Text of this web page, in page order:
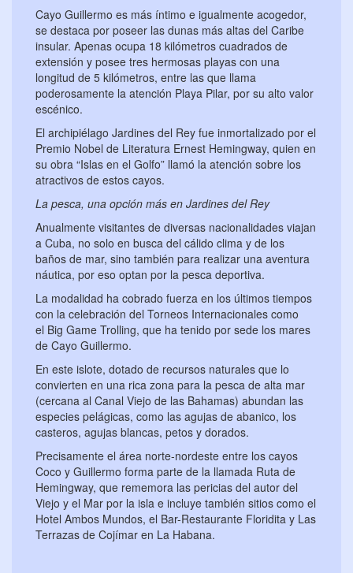
Cayo Guillermo es más íntimo e igualmente acogedor,
se destaca por poseer las dunas más altas del Caribe
insular. Apenas ocupa 18 kilómetros cuadrados de
extensión y posee tres hermosas playas con una
longitud de 5 kilómetros, entre las que llama
poderosamente la atención Playa Pilar, por su alto valor
escénico.
El archipiélago Jardines del Rey fue inmortalizado por el
Premio Nobel de Literatura Ernest Hemingway, quien en
su obra “Islas en el Golfo” llamó la atención sobre los
atractivos de estos cayos.
La pesca, una opción más en Jardines del Rey
Anualmente visitantes de diversas nacionalidades viajan
a Cuba, no solo en busca del cálido clima y de los
baños de mar, sino también para realizar una aventura
náutica, por eso optan por la pesca deportiva.
La modalidad ha cobrado fuerza en los últimos tiempos
con la celebración del Torneos Internacionales como
el Big Game Trolling, que ha tenido por sede los mares
de Cayo Guillermo.
En este islote, dotado de recursos naturales que lo
convierten en una rica zona para la pesca de alta mar
(cercana al Canal Viejo de las Bahamas) abundan las
especies pelágicas, como las agujas de abanico, los
casteros, agujas blancas, petos y dorados.
Precisamente el área norte-nordeste entre los cayos
Coco y Guillermo forma parte de la llamada Ruta de
Hemingway, que rememora las pericias del autor del
Viejo y el Mar por la isla e incluye también sitios como el
Hotel Ambos Mundos, el Bar-Restaurante Floridita y Las
Terrazas de Cojímar en La Habana.